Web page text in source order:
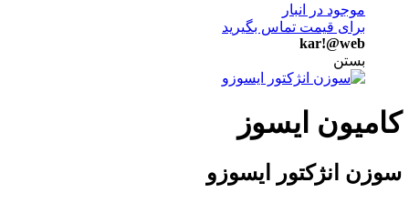
موجود در انبار
برای قیمت تماس بگیرید
kar!@web
بستن
کامیون ایسوز
سوزن انژکتور ایسوزو